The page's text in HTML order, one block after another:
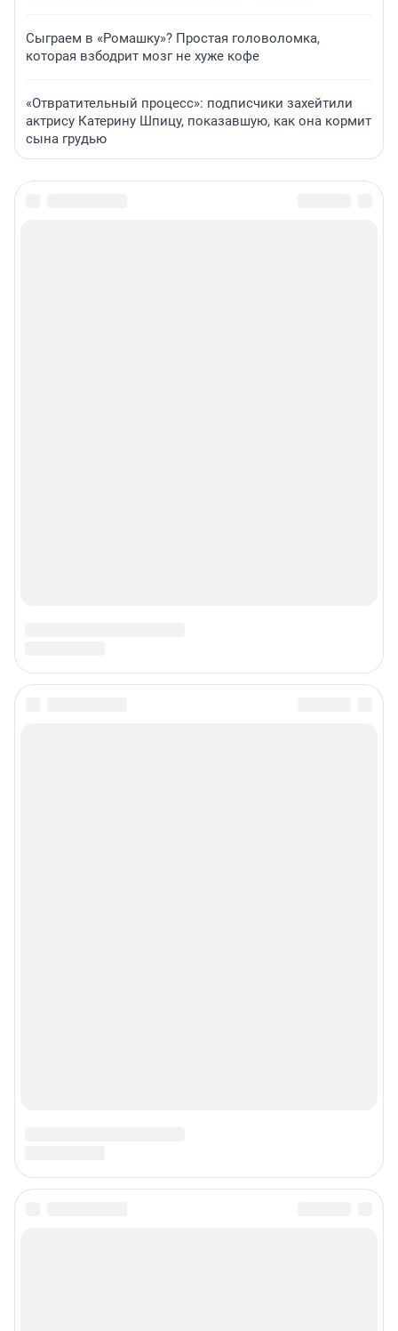
Сыграем в «Ромашку»? Простая головоломка,
которая взбодрит мозг не хуже кофе
«Отвратительный процесс»: подписчики захейтили
актрису Катерину Шпицу, показавшую, как она кормит
сына грудью